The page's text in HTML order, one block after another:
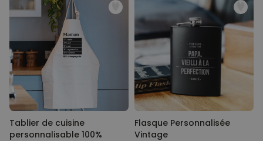
Tablier de cuisine
personnalisable 100%
Flasque Personnalisée
Vintage